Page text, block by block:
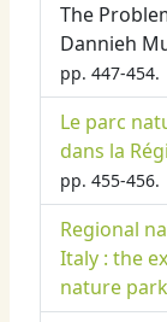
The
Dannieh
pp. 447-454.
Le parc
dans la
pp. 455-456.
Regional
Italy : the
nature